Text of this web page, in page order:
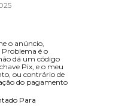
o anúncio,
é o
dá um código
Pix, e o meu
ou contrário de
do pagamento
Para